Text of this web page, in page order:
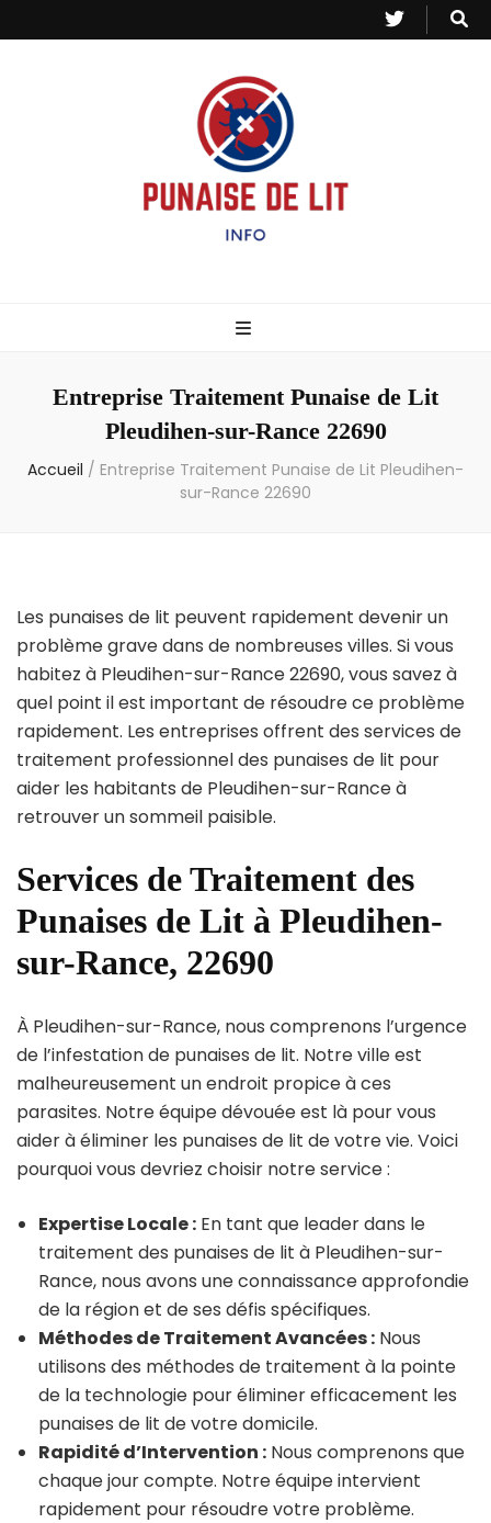
– Info
Entreprise Traitement Punaise de Lit
Pleudihen-sur-Rance 22690
Accueil / Entreprise Traitement Punaise de Lit Pleudihen-
sur-Rance 22690
Les punaises de lit peuvent rapidement devenir un
problème grave dans de nombreuses villes. Si vous
habitez à Pleudihen-sur-Rance 22690, vous savez à
quel point il est important de résoudre ce problème
rapidement. Les entreprises offrent des services de
traitement professionnel des punaises de lit pour
aider les habitants de Pleudihen-sur-Rance à
retrouver un sommeil paisible.
Services de Traitement des
Punaises de Lit à Pleudihen-
sur-Rance, 22690
À Pleudihen-sur-Rance, nous comprenons l’urgence
de l’infestation de punaises de lit. Notre ville est
malheureusement un endroit propice à ces
parasites. Notre équipe dévouée est là pour vous
aider à éliminer les punaises de lit de votre vie. Voici
pourquoi vous devriez choisir notre service :
Expertise Locale : En tant que leader dans le
traitement des punaises de lit à Pleudihen-sur-
Rance, nous avons une connaissance approfondie
de la région et de ses défis spécifiques.
Méthodes de Traitement Avancées : Nous
utilisons des méthodes de traitement à la pointe
de la technologie pour éliminer efficacement les
punaises de lit de votre domicile.
Rapidité d’Intervention : Nous comprenons que
chaque jour compte. Notre équipe intervient
rapidement pour résoudre votre problème.